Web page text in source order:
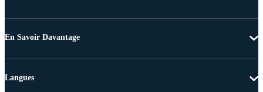
En Savoir Davantage
Langues